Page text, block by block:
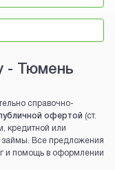
- Тюмень
справочно-
офертой (ст.
кредитной или
займы. Все предложения
и помощь в оформлении